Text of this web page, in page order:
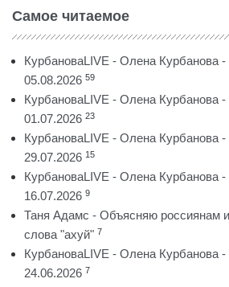
Самое читаемое
КурбановаLIVE - Олена Курбанова -
05.08.2026 59
КурбановаLIVE - Олена Курбанова -
01.07.2026 23
КурбановаLIVE - Олена Курбанова -
29.07.2026 15
КурбановаLIVE - Олена Курбанова -
16.07.2026 9
Таня Адамс - Объясняю россиянам
слова "ахуй" 7
КурбановаLIVE - Олена Курбанова -
24.06.2026 7